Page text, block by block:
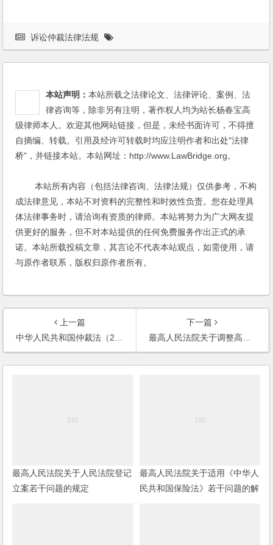
诉讼仲裁法律法规
本站声明：本站所载之法律论文、法律评论、案例、法
律咨询等，除非另有注明，著作权人均为站长杨春宝高
级律师本人。欢迎其他网站链接，但是，未经书面许可，不得擅
自摘编、转载。引用及经许可转载时均应注明作者和出处"法律
桥"，并链接本站。本站网址：http://www.LawBridge.org。
本站所有内容（包括法律咨询、法律法规）仅供参考，不构
成法律意见，本站不对资料的完整性和时效性负责。您在处理具
体法律事务时，请洽询有资质的律师。本站将努力为广大网友提
供更好的服务，但不对本站提供的任何免费服务作出正式的承
诺。本站所载投稿文章，其言论不代表本站观点，如需使用，请
与原作者联系，版权归原作者所有。
上一篇
中华人民共和国仲裁法（2017修正）
下一篇
最高人民法院关于调整高级人民法院和中级人民法院管辖第一审民事案件标准的通知
最高人民法院关于人民法院登记
立案若干问题的规定
最高人民法院关于适用《中华人
民共和国保险法》若干问题的解